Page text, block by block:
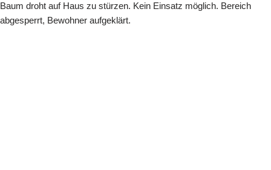
Baum droht auf Haus zu stürzen. Kein Einsatz möglich. Bereich
abgesperrt, Bewohner aufgeklärt.